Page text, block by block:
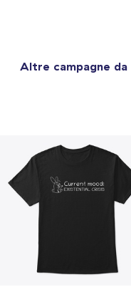
Altre campagne da